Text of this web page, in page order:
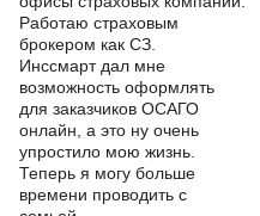
Работаю страховым
брокером как СЗ.
Инссмарт дал мне
возможность оформлять
для заказчиков ОСАГО
онлайн, а это ну очень
упростило мою жизнь.
Теперь я могу больше
времени проводить с